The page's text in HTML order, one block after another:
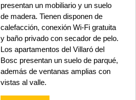
presentan un mobiliario y un suelo
de madera. Tienen disponen de
calefacción, conexión Wi-Fi gratuita
y baño privado con secador de pelo.
Los apartamentos del Villaró del
Bosc presentan un suelo de parqué,
además de ventanas amplias con
vistas al valle.